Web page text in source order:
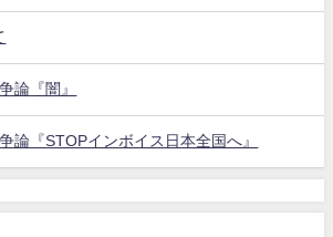
論『闇』
論『STOPインボイス日本全国へ』